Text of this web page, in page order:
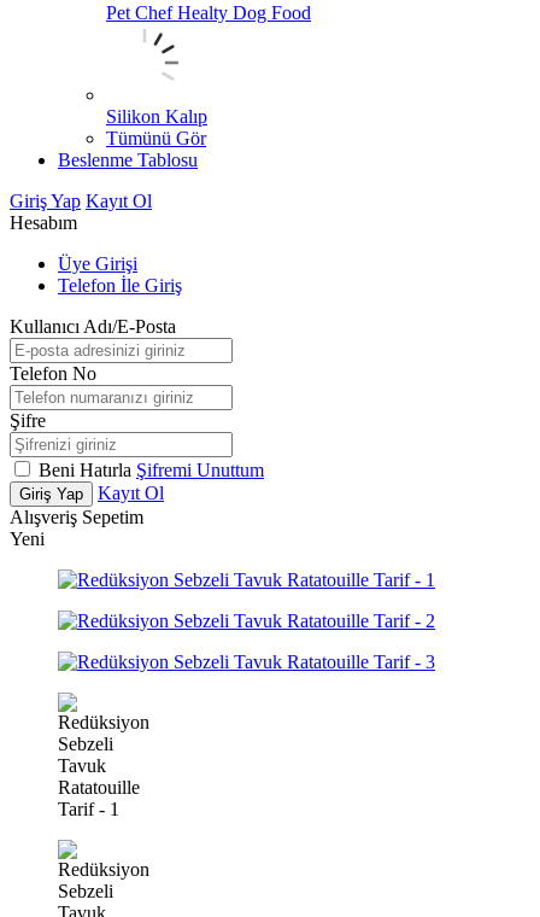
Pet Chef Healty Dog Food
Silikon Kalıp
Tümünü Gör
Beslenme Tablosu
Giriş Yap Kayıt Ol
Hesabım
Üye Girişi
Telefon İle Giriş
Kullanıcı Adı/E-Posta
Telefon No
Şifre
Beni Hatırla Şifremi Unuttum
Giriş Yap
Kayıt Ol
Alışveriş Sepetim
Yeni